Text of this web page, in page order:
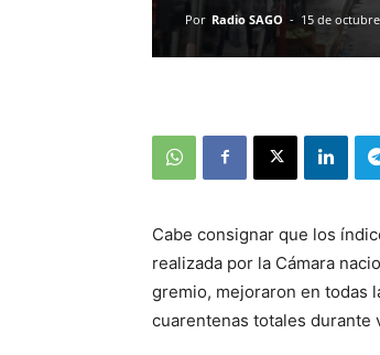
Por Radio SAGO - 15 de
Cabe consignar que los
realizada por la Cámara
gremio, mejoraron en todas
cuarentenas totales durante